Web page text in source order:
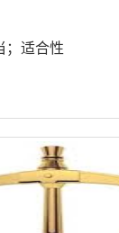
；适合性